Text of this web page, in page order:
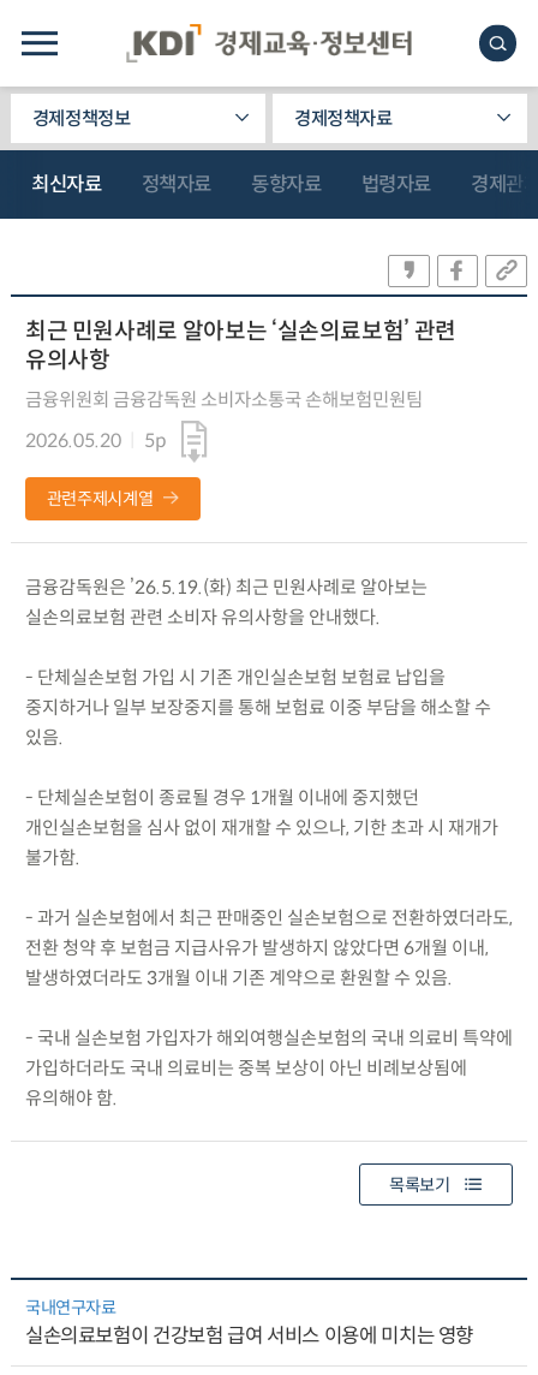
경제정책정보 경제정책자료
최신자료 정책자료 동향자료 법령자료 경제관
최근 민원사례로 알아보는 ‘실손의료보험’ 관련
유의사항
금융위원회 금융감독원 소비자소통국 손해보험민원팀
2026.05.20
5p
관련주제시계열
금융감독원은 ’26.5.19.(화) 최근 민원사례로 알아보는
실손의료보험 관련 소비자 유의사항을 안내했다.
- 단체실손보험 가입 시 기존 개인실손보험 보험료 납입을
중지하거나 일부 보장중지를 통해 보험료 이중 부담을 해소할 수
있음.
- 단체실손보험이 종료될 경우 1개월 이내에 중지했던
개인실손보험을 심사 없이 재개할 수 있으나, 기한 초과 시 재개가
불가함.
- 과거 실손보험에서 최근 판매중인 실손보험으로 전환하였더라도,
전환 청약 후 보험금 지급사유가 발생하지 않았다면 6개월 이내,
발생하였더라도 3개월 이내 기존 계약으로 환원할 수 있음.
- 국내 실손보험 가입자가 해외여행실손보험의 국내 의료비 특약에
가입하더라도 국내 의료비는 중복 보상이 아닌 비례보상됨에
유의해야 함.
목록보기
국내연구자료
실손의료보험이 건강보험 급여 서비스 이용에 미치는 영향